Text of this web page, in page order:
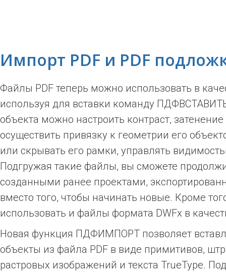
Импорт PDF и PDF
Файлы PDF теперь можно использовать в
используя для вставки команду
объекта можно настроить контраст, затенение
осуществить привязку к геометрии его
или скрывать его рамки, управлять
Подгружая такие файлы, вы сможете
созданными ранее проектами,
вместо того, чтобы начинать новые. Кроме
использовать и файлы формата DWFx в
Новая функция ПДФИМПОРТ позволяет
объекты из файла PDF в виде примитивов,
растровых изображений и текста TrueType.